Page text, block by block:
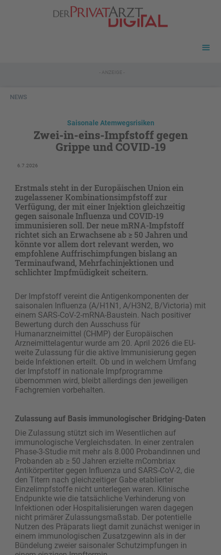
- ANZEIGE -
NEWS
Saisonale Atemwegsrisiken
Zwei-in-eins-Impfstoff gegen
Grippe und COVID-19
6.7.2026
Erstmals steht in der Europäischen Union ein
zugelassener Kombinationsimpfstoff zur
Verfügung, der mit einer Injektion gleichzeitig
gegen saisonale Influenza und COVID-19
immunisieren soll. Der neue mRNA-Impfstoff
richtet sich an Erwachsene ab ≥ 50 Jahren und
könnte vor allem dort relevant werden, wo
empfohlene Auffrischimpfungen bislang an
Terminaufwand, Mehrfachinjektionen und
schlichter Impfmüdigkeit scheitern.
Der Impfstoff vereint die Antigenkomponenten der
saisonalen Influenza (A/H1N1, A/H3N2, B/Victoria) mit
einem SARS-CoV-2-mRNA-Baustein. Nach positiver
Bewertung durch den Ausschuss für
Humanarzneimittel (CHMP) der Europäischen
Arzneimittelagentur wurde am 20. April 2026 die EU-
weite Zulassung für die aktive Immunisierung gegen
beide Infektionen erteilt. Ob und in welchem Umfang
der Impfstoff in nationale Impfprogramme
übernommen wird, bleibt allerdings den jeweiligen
Fachgremien vorbehalten.
Zulassung auf Basis immunologischer Bridging-Daten
Die Zulassung stützt sich im Wesentlichen auf
immunologische Vergleichsdaten. In einer zentralen
Phase-3-Studie mit mehr als 8.000 Probandinnen und
Probanden ab ≥ 50 Jahren erzielte mCombriax
Antikörpertiter gegen Influenza und SARS-CoV-2, die
den Titern nach gleichzeitiger Gabe etablierter
Einzelimpfstoffe nicht unterlegen waren. Klinische
Endpunkte wie die tatsächliche Verhinderung von
Infektionen oder Hospitalisierungen waren dagegen
nicht primärer Zulassungsmaßstab. Der potentielle
Nutzen des Präparats liegt damit zunächst weniger in
einem immunologischen Zusatzgewinn als in der
Bündelung zweier saisonaler Schutzimpfungen in